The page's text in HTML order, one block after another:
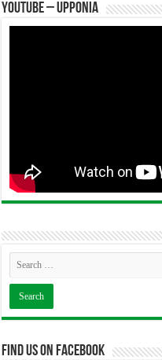
YOUTUBE – UPPONIA
Find us on Facebook